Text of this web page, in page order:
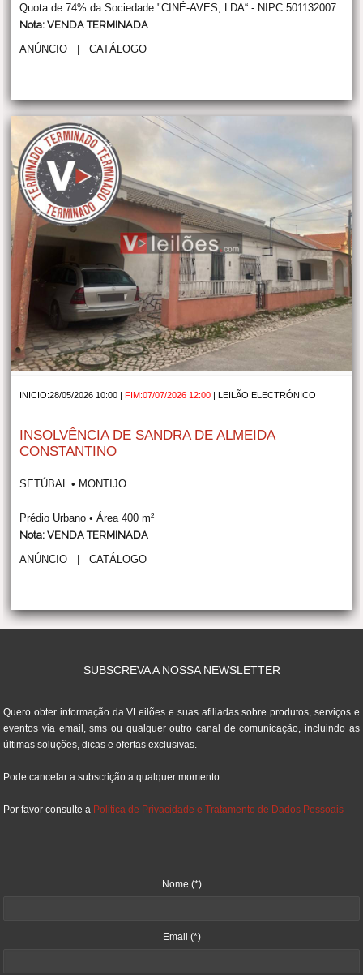
Quota de 74% da Sociedade "CINÉ-AVES, LDA“ - NIPC 501132007
Nota: VENDA TERMINADA
ANÚNCIO |CATÁLOGO
INICIO:28/05/2026 10:00 |FIM:07/07/2026 12:00 |LEILÃO ELECTRÓNICO
INSOLVÊNCIA DE SANDRA DE ALMEIDA
CONSTANTINO
SETÚBAL • MONTIJO
Prédio Urbano • Área 400 m²
Nota: VENDA TERMINADA
ANÚNCIO |CATÁLOGO
SUBSCREVA A NOSSA NEWSLETTER
Quero obter informação da VLeilões e suas afiliadas sobre produtos, serviços e
eventos via email, sms ou qualquer outro canal de comunicação, incluindo as
últimas soluções, dicas e ofertas exclusivas.
Pode cancelar a subscrição a qualquer momento.
Por favor consulte a Politica de Privacidade e Tratamento de Dados Pessoais
Nome (*)
Email (*)